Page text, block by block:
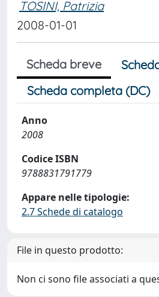
TOSINI, Patrizia
2008-01-01
Scheda breve
Scheda completa (DC)
Anno
2008
Codice ISBN
9788831791779
Appare nelle tipologie:
2.7 Schede di catalogo
File in questo prodotto:
Non ci sono file associati a